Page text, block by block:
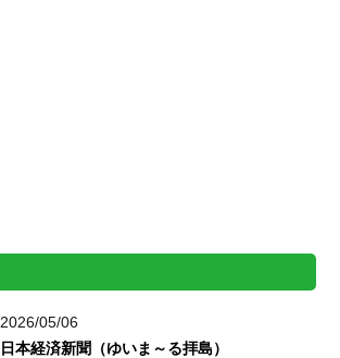
2026/05/06
日本経済新聞（ゆいま～る拝島）